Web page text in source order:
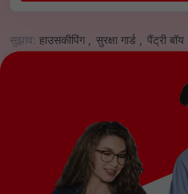
सुझाव: हाउसकीपिंग , सुरक्षा गार्ड , पैंट्री बॉय ,